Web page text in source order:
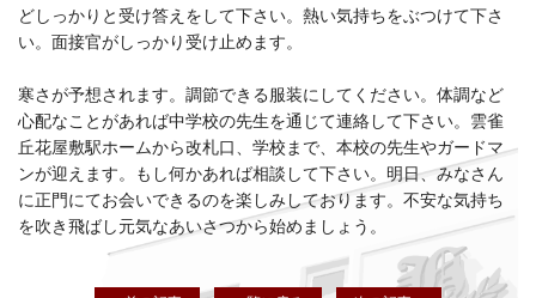
どしっかりと受け答えをして下さい。熱い気持ちをぶつけて下さ
い。面接官がしっかり受け止めます。
寒さが予想されます。調節できる服装にしてください。体調など
心配なことがあれば中学校の先生を通じて連絡して下さい。雲雀
丘花屋敷駅ホームから改札口、学校まで、本校の先生やガードマ
ンが迎えます。もし何かあれば相談して下さい。明日、みなさん
に正門にてお会いできるのを楽しみしております。不安な気持ち
を吹き飛ばし元気なあいさつから始めましょう。